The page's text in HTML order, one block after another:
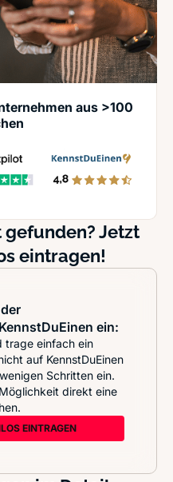
aus >100
Jetzt
eintragen!
ein:
trage einfach ein
auf KennstDuEinen
Schritten ein.
direkt eine
EINTRAGEN